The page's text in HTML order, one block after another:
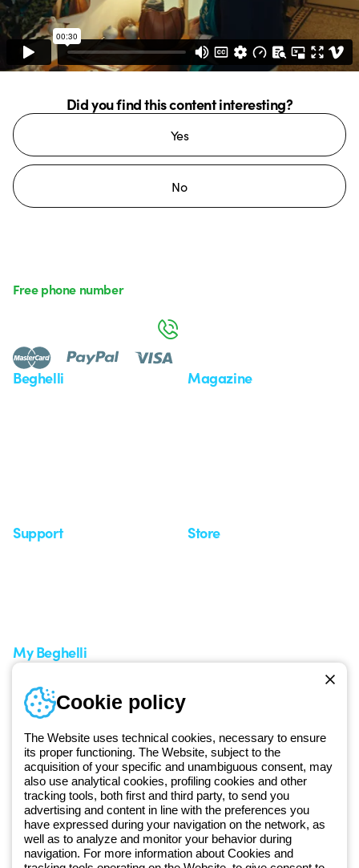
Did you find this content interesting?
Yes
No
Since 2025, Beghelli has been part of the GEWISS Group, within the
GEWISS LightZone ecosystem, where we develop integrated
lighting solutions that transform complexity into simplicity, supporting
professionals and end users in meeting their needs.Discover more
about GEWISS
Beghelli Magazine
Support Store
My Beghelli
Training
Documentation and
software
Sign up for the newsletter
Free phone number
Cookie policy
The Website uses technical cookies, necessary to ensure
its proper functioning. The Website, subject to the
acquisition of your specific and unambiguous consent, may
also use analytical cookies, profiling cookies and other
tracking tools, both first and third party, to send you
advertising and content in line with the preferences you
have expressed during your navigation on the network, as
well as to analyze and monitor your behavior during
navigation. For more information about Cookies and